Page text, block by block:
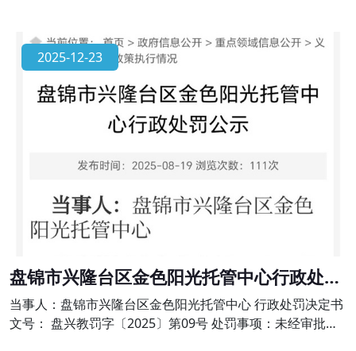
出办学许可范围，有下列行为之一的，由县级以上人民政府
校外培训主管部门或者其他有关部门责令限期改正，并予以
警告;有违法所得的，退还所收费用后没收违法所得;情节严重
的，责令停止招收学员、吊销许
2025-12-23
盘锦市兴隆台区金色阳光托管中心行政处罚
公示
当事人：盘锦市兴隆台区金色阳光托管中心 行政处罚决定书
文号： 盘兴教罚字〔2025〕第09号 处罚事项：未经审批擅